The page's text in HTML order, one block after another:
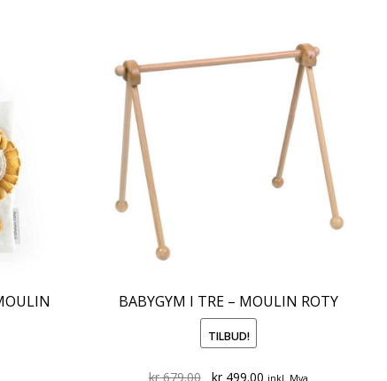
BABYGYM I TRE – MOULIN ROTY
TILBUD!
kr679.00 Original
kr499.00 Current
inkl. Mva